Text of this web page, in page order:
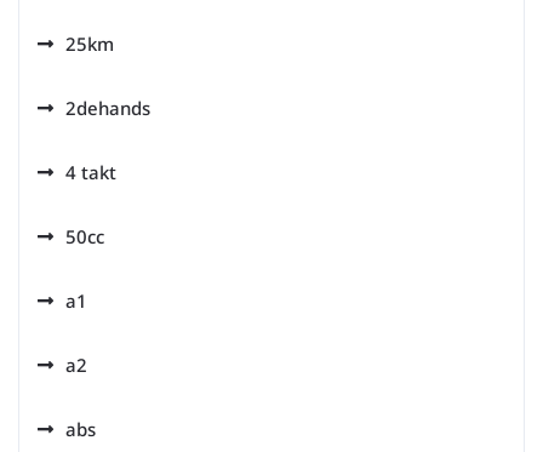
25km
2dehands
4 takt
50cc
a1
a2
abs